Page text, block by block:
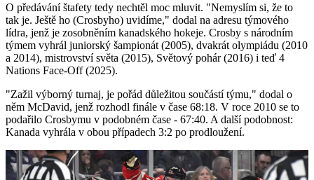
O předávání štafety tedy nechtěl moc mluvit. "Nemyslím si, že to
tak je. Ještě ho (Crosbyho) uvidíme," dodal na adresu týmového
lídra, jenž je zosobněním kanadského hokeje. Crosby s národním
týmem vyhrál juniorský šampionát (2005), dvakrát olympiádu (2010
a 2014), mistrovství světa (2015), Světový pohár (2016) i teď 4
Nations Face-Off (2025).
"Zažil výborný turnaj, je pořád důležitou součástí týmu," dodal o
něm McDavid, jenž rozhodl finále v čase 68:18. V roce 2010 se to
podařilo Crosbymu v podobném čase - 67:40. A další podobnost:
Kanada vyhrála v obou případech 3:2 po prodloužení.